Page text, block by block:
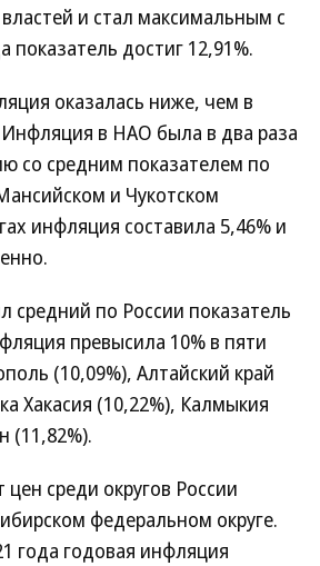
и стал максимальным с
показатель достиг 12,91%.
оказалась ниже, чем в
в НАО была в два раза
со средним показателем по
и Чукотском
инфляция составила 5,46% и
средний по России показатель
превысила 10% в пяти
(10,09%), Алтайский край
Хакасия (10,22%), Калмыкия
(11,82%).
среди округов России
федеральном округе.
года годовая инфляция